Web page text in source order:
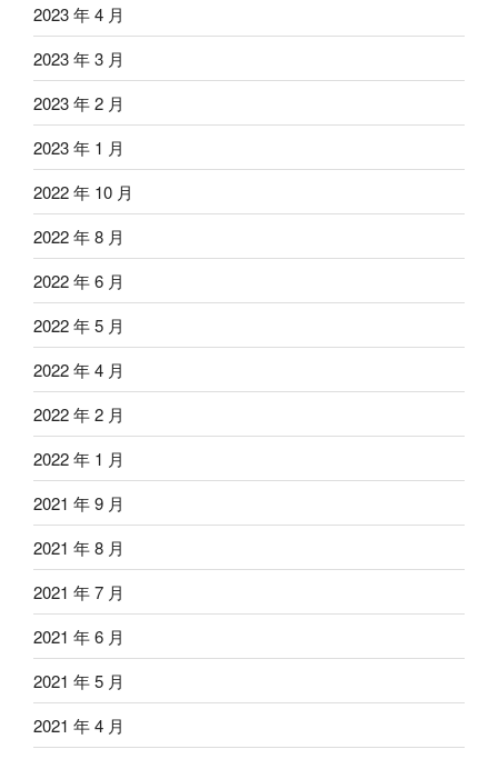
2023 年 4 月
2023 年 3 月
2023 年 2 月
2023 年 1 月
2022 年 10 月
2022 年 8 月
2022 年 6 月
2022 年 5 月
2022 年 4 月
2022 年 2 月
2022 年 1 月
2021 年 9 月
2021 年 8 月
2021 年 7 月
2021 年 6 月
2021 年 5 月
2021 年 4 月